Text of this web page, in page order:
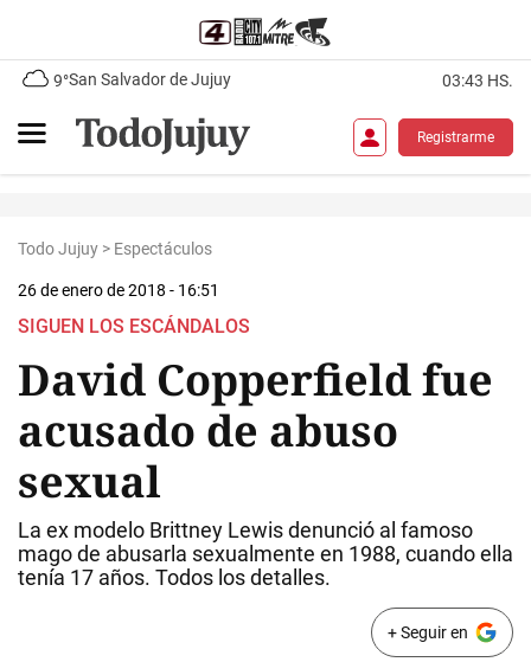
9°San Salvador de Jujuy 03:43 HS.
Registrarme
Todo Jujuy > Espectáculos
26 de enero de 2018 - 16:51
SIGUEN LOS ESCÁNDALOS
David Copperfield fue
acusado de abuso
sexual
La ex modelo Brittney Lewis denunció al famoso
mago de abusarla sexualmente en 1988, cuando ella
tenía 17 años. Todos los detalles.
+ Seguir en